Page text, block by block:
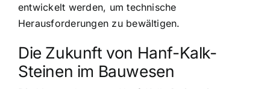
entwickelt werden, um technische
Herausforderungen zu bewältigen.
Die Zukunft von Hanf-Kalk-
Steinen im Bauwesen